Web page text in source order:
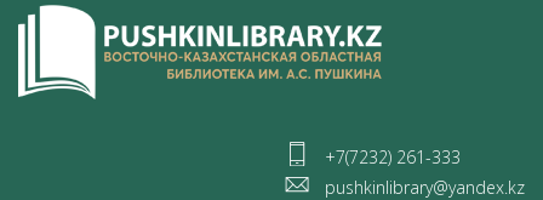
+7(7232) 261-333
pushkinlibrary@yandex.kz